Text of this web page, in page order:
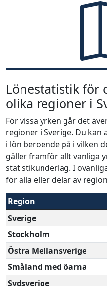
Lönestatistik för
olika regioner i
För vissa yrken går det
regioner i Sverige. Du kan
i lön beroende på i vilken
gäller framför allt vanliga
statistikunderlag. I
för alla eller delar av
Region
Sverige
Stockholm
Östra Mellansverige
Småland med öarna
Sydsverige